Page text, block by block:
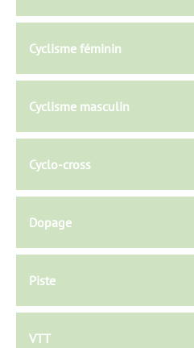
Cyclisme féminin
Cyclisme masculin
Cyclo-cross
Dopage
Piste
VTT